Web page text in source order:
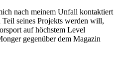
nach meinem Unfall kontaktiert
seines Projekts werden will,
auf höchstem Level
gegenüber dem Magazin